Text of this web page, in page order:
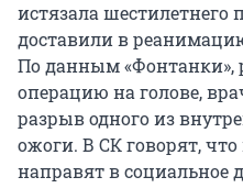
истязала
доставили в
По данным «Фонтанки»,
операцию на голове,
разрыв одного из
ожоги. В СК говорят,
направят в социальное